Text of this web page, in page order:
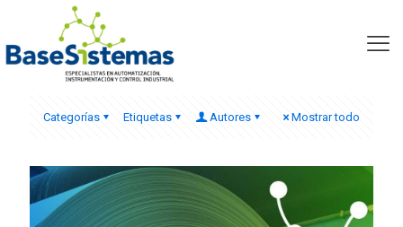
autómata S7-315F
Categorías Etiquetas Autores Mostrar todo